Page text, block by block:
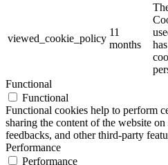
viewed_cookie_policy
11
months
Functional
Functional
Functional cookies help to perform
sharing the content of the website
feedbacks, and other third-party
Performance
Performance